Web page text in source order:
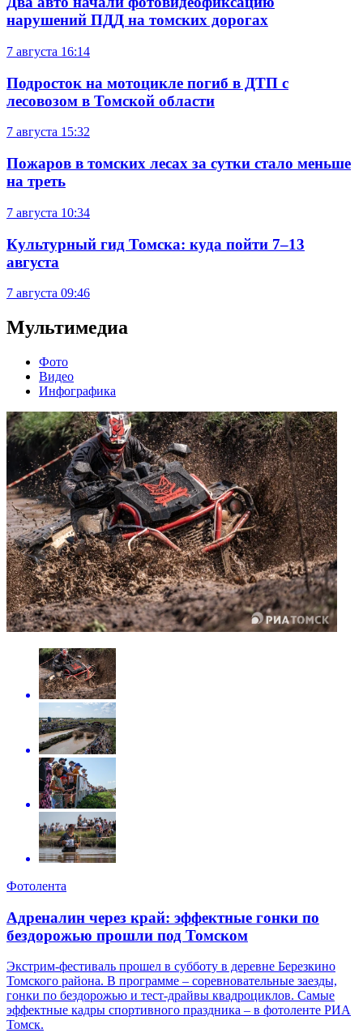
нарушений ПДД на томских дорогах
7 августа 16:14
Подросток на мотоцикле погиб в ДТП с
лесовозом в Томской области
7 августа 15:32
Пожаров в томских лесах за сутки стало меньше
на треть
7 августа 10:34
Культурный гид Томска: куда пойти 7–13
августа
7 августа 09:46
Мультимедиа
Фото
Видео
Инфографика
Фотолента
Адреналин через край: эффектные гонки по
бездорожью прошли под Томском
Экстрим-фестиваль прошел в субботу в деревне Березкино
Томского района. В программе – соревновательные заезды,
гонки по бездорожью и тест-драйвы квадроциклов. Самые
эффектные кадры спортивного праздника – в фотоленте РИА
Томск.